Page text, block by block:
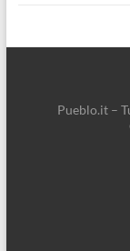
Pueblo.it –